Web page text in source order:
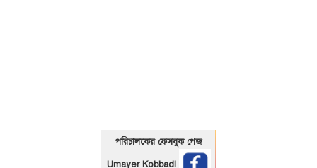
পরিচালকের ফেসবুক পেজ
Umayer Kobbadi